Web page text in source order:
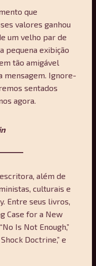
que
valores ganhou
um velho par de
pequena exibição
tão amigável
mensagem. Ignore-
sentados
agora.
além de
culturais e
Entre seus livros,
Case for a New
Is Not Enough,”
Doctrine,” e